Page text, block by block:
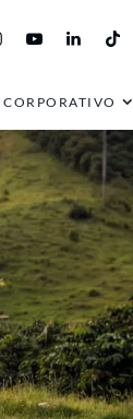
CORPORATIVO